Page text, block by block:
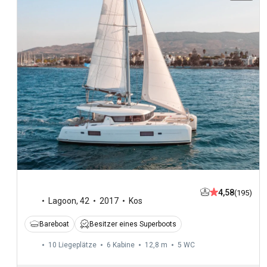
Lagoon, 42 2017 Kos
4,58(195)
Bareboat Besitzer eines Superboots
10 Liegeplätze 6 Kabine 12,8 m 5 WC